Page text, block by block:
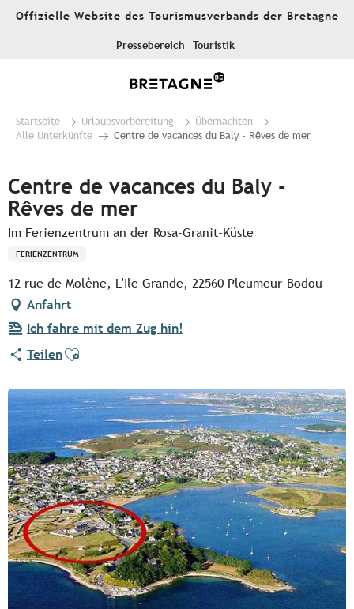
AllerOffizielle Website des Tourismusverbands der Bretagne
Pressebereich Touristik
Startseite Urlaubsvorbereitung
Übernachten
Alle Unterkünfte
Centre de vacances du Baly - Rêves de mer
Centre de vacances du Baly -
Rêves de mer
Im Ferienzentrum an der Rosa-Granit-Küste
FERIENZENTRUM
12 rue de Molène, L'Ile Grande, 22560 Pleumeur-Bodou
Anfahrt
Ich fahre mit dem Zug hin!
TeilenAjouter aux favoris